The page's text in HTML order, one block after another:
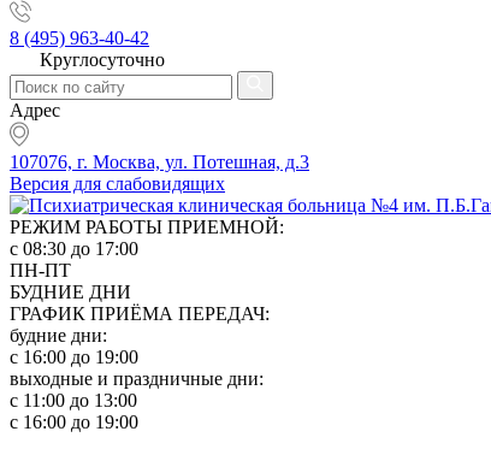
8 (495) 963-40-42
Круглосуточно
Адрес
107076, г. Москва, ул. Потешная, д.3
Версия для слабовидящих
РЕЖИМ РАБОТЫ ПРИЕМНОЙ:
с 08:30 до 17:00
ПН-ПТ
БУДНИЕ ДНИ
ГРАФИК ПРИЁМА ПЕРЕДАЧ:
будние дни:
с 16:00 до 19:00
выходные и праздничные дни:
с 11:00 до 13:00
с 16:00 до 19:00